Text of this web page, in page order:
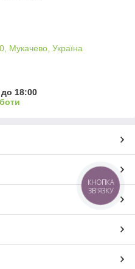
Мукачево, Україна
18:00
КНОПКА
ЗВ'ЯЗКУ